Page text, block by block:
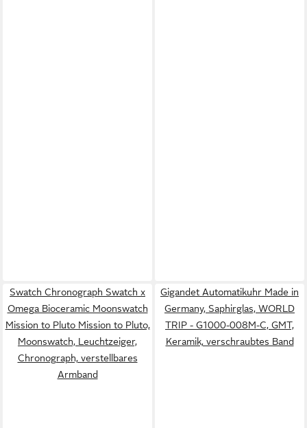
Swatch Chronograph Swatch x
Omega Bioceramic Moonswatch
Mission to Pluto Mission to Pluto,
Moonswatch, Leuchtzeiger,
Chronograph, verstellbares
Armband
Gigandet Automatikuhr Made in
Germany, Saphirglas, WORLD
TRIP - G1000-008M-C, GMT,
Keramik, verschraubtes Band